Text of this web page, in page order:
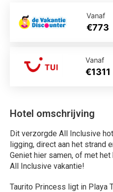
Hotel omschrijving
Dit verzorgde All Inclusive
ligging, direct aan het strand
Geniet hier samen, of met
All Inclusive vakantie!
Taurito Princess ligt in Playa
Vanaf
€773
Vanaf
€1311